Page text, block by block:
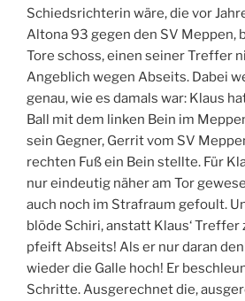
Schiedsrichterin wäre, die vor
Altona 93 gegen den SV Meppen,
Tore schoss, einen seiner Treffer
Angeblich wegen Abseits. Dabei
genau, wie es damals war: Klaus
Ball mit dem linken Bein im
sein Gegner, Gerrit vom SV
rechten Fuß ein Bein stellte. Für
nur eindeutig näher am Tor
auch noch im Strafraum gefoult.
blöde Schiri, anstatt Klaus‘ Treffer
pfeift Abseits! Als er nur daran
wieder die Galle hoch! Er
Schritte. Ausgerechnet die,